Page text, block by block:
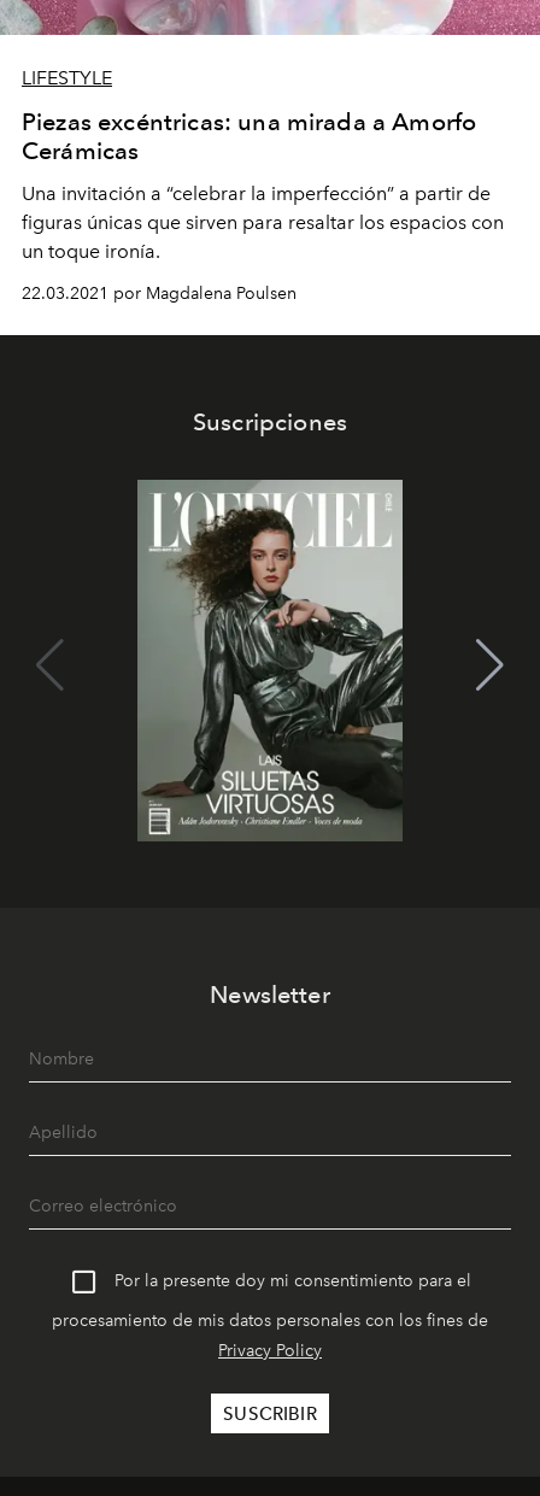
LIFESTYLE
Piezas excéntricas: una mirada a Amorfo
Cerámicas
Una invitación a “celebrar la imperfección” a partir de
figuras únicas que sirven para resaltar los espacios con
un toque ironía.
22.03.2021 por Magdalena Poulsen
Suscripciones
Newsletter
Por la presente doy mi consentimiento para el
procesamiento de mis datos personales con los fines de
Privacy Policy